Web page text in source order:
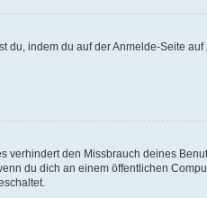
indem du auf der Anmelde-Seite auf
verhindert den Missbrauch deines
du dich an einem öffentlichen